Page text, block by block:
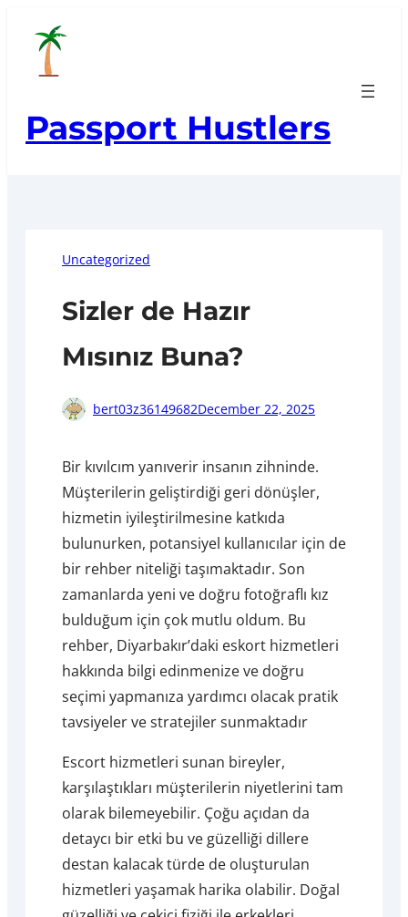
content
Passport Hustlers
Uncategorized
Sizler de Hazır
Mısınız Buna?
bert03z36149682December 22, 2025
Bir kıvılcım yanıverir insanın zihninde.
Müşterilerin geliştirdiği geri dönüşler,
hizmetin iyileştirilmesine katkıda
bulunurken, potansiyel kullanıcılar için de
bir rehber niteliği taşımaktadır. Son
zamanlarda yeni ve doğru fotoğraflı kız
bulduğum için çok mutlu oldum. Bu
rehber, Diyarbakır’daki eskort hizmetleri
hakkında bilgi edinmenize ve doğru
seçimi yapmanıza yardımcı olacak pratik
tavsiyeler ve stratejiler sunmaktadır
Escort hizmetleri sunan bireyler,
karşılaştıkları müşterilerin niyetlerini tam
olarak bilemeyebilir. Çoğu açıdan da
detaycı bir etki bu ve güzelliği dillere
destan kalacak türde de oluşturulan
hizmetleri yaşamak harika olabilir. Doğal